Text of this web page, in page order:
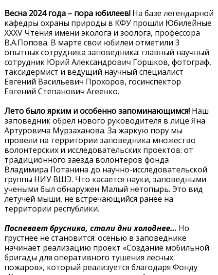
Весна 2024 года – пора юбилеев! На базе легендарной
кафедры охраны природы в КФУ прошли Юбилейные
XXXV Чтения имени эколога и зоолога, профессора
В.А.Попова. В марте свои юбилеи отметили 3
опытных сотрудника заповедника: главный научный
сотрудник Юрий Александрович Горшков, фотограф,
таксидермист и ведущий научный специалист
Евгений Васильевич Прохоров, госинспектор
Евгений Степанович Агеенко.
Лето было ярким и особенно запоминающимся! Наш
заповедник обрел нового руководителя в лице Яна
Артуровича Мурзаханова. За жаркую пору мы
провели на территории заповедника множество
волонтерских и исследовательских проектов: от
традиционного заезда волонтеров фонда
Владимира Потанина до научно-исследовательской
группы НИУ ВШЭ. Что касается науки, заповедными
учеными был обнаружен Малый нетопырь. Это вид
летучей мыши, не встречающийся ранее на
территории республики.
Поспевает брусника, стали дни холоднее… Но
грустнее не становится: осенью в заповеднике
начинает реализацию проект «Создание мобильной
бригады для оперативного тушения лесных
пожаров», который реализуется благодаря Фонду